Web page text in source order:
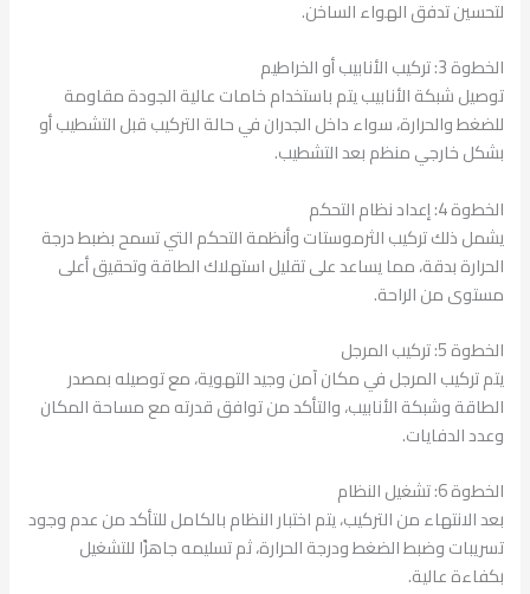
لتحسين تدفق الهواء الساخن.
الخطوة 3: تركيب الأنابيب أو الخراطيم
توصيل شبكة الأنابيب يتم باستخدام خامات عالية الجودة مقاومة
للضغط والحرارة، سواء داخل الجدران في حالة التركيب قبل التشطيب أو
بشكل خارجي منظم بعد التشطيب.
الخطوة 4: إعداد نظام التحكم
يشمل ذلك تركيب الثرموستات وأنظمة التحكم التي تسمح بضبط درجة
الحرارة بدقة، مما يساعد على تقليل استهلاك الطاقة وتحقيق أعلى
مستوى من الراحة.
الخطوة 5: تركيب المرجل
يتم تركيب المرجل في مكان آمن وجيد التهوية، مع توصيله بمصدر
الطاقة وشبكة الأنابيب، والتأكد من توافق قدرته مع مساحة المكان
وعدد الدفايات.
الخطوة 6: تشغيل النظام
بعد الانتهاء من التركيب، يتم اختبار النظام بالكامل للتأكد من عدم وجود
تسريبات وضبط الضغط ودرجة الحرارة، ثم تسليمه جاهزًا للتشغيل
بكفاءة عالية.